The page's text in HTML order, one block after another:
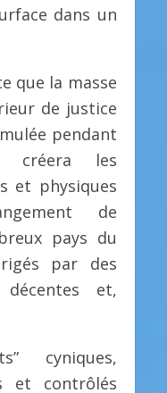
dans un
que la masse
de justice
pendant
créera les
et physiques
de
pays du
par des
décentes et,
cyniques,
et contrôlés